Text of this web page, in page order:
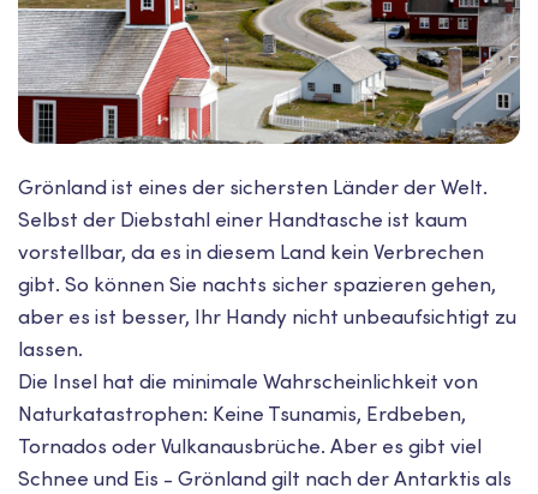
Grönland ist eines der sichersten Länder der Welt.
Selbst der Diebstahl einer Handtasche ist kaum
vorstellbar, da es in diesem Land kein Verbrechen
gibt. So können Sie nachts sicher spazieren gehen,
aber es ist besser, Ihr Handy nicht unbeaufsichtigt zu
lassen.
Die Insel hat die minimale Wahrscheinlichkeit von
Naturkatastrophen: Keine Tsunamis, Erdbeben,
Tornados oder Vulkanausbrüche. Aber es gibt viel
Schnee und Eis - Grönland gilt nach der Antarktis als